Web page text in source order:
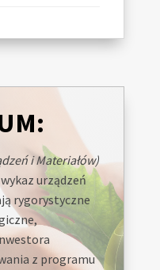
i Materiałów)
urządzeń
rygorystyczne
z programu